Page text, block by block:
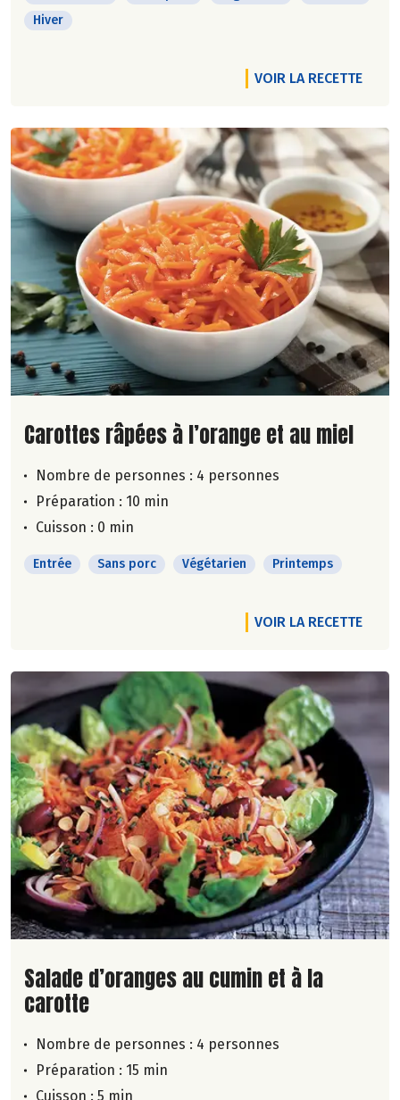
Hiver
VOIR LA RECETTE
Lire la suite de la recette
Carottes râpées à l’orange et au miel
Nombre de personnes : 4 personnes
Préparation : 10 min
Cuisson : 0 min
Entrée Sans porc Végétarien Printemps
VOIR LA RECETTE
Lire la suite de la recette
Salade d’oranges au cumin et à la
carotte
Nombre de personnes : 4 personnes
Préparation : 15 min
Cuisson : 5 min